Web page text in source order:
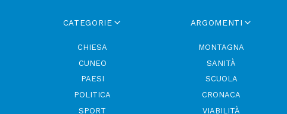
CATEGORIE
CHIESA
CUNEO
PAESI
POLITICA
SPORT
ARGOMENTI
MONTAGNA
SANITÀ
SCUOLA
CRONACA
VIABILITÀ